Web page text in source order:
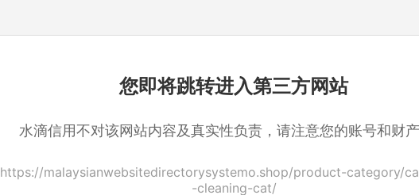
您即将跳转进入第三方网站
水滴信用不对该网站内容及真实性负责，请注意您的账号和财
https://malaysianwebsitedirectorysystemo.shop/product-category/
-cleaning-cat/